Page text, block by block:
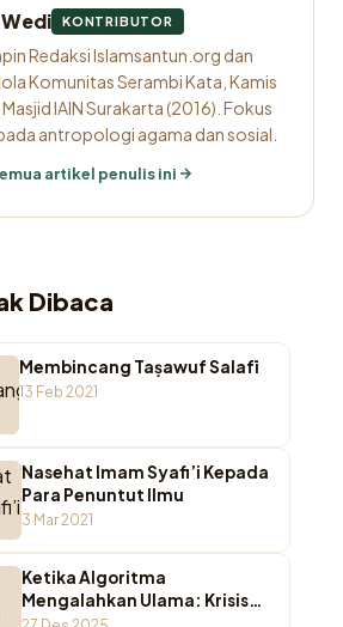
KONTRIBUTOR
Redaksi Islamsantun.org dan
Komunitas Serambi Kata, Kamis
IAIN Surakarta (2016). Fokus
antropologi agama dan sosial.
artikel penulis ini
Dibaca
Membincang Taṣawuf Salafī
13 Feb 2021
Nasehat Imam Syafi’i Kepada
Para Penuntut Ilmu
3 Mar 2021
Ketika Algoritma
Mengalahkan Ulama: Krisis